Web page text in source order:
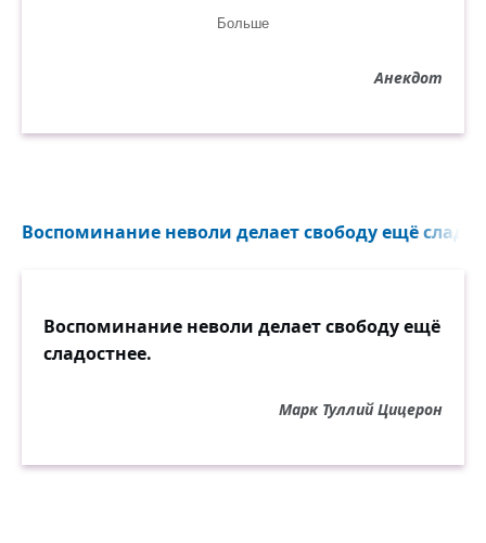
• бороться со стрессом без лекарств,
• заснуть без таблеток,
предубеждений против цвета кожи,
ориентации или политики,
Больше
Анекдот
Воспоминание неволи делает свободу ещё
Воспоминание неволи делает свободу ещё
сладостнее.
Марк Туллий Цицерон